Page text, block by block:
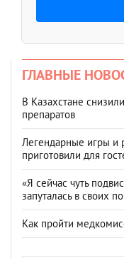
ГЛАВНЫЕ
В Казахстане
препаратов
Легендарные игры и
приготовили для
«Я сейчас чуть
запуталась в своих
Как пройти